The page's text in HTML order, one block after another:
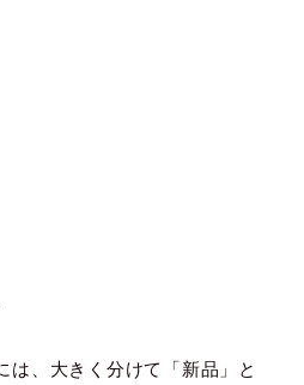
は、大きく分けて「新品」と